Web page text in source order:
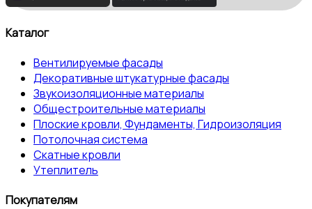
Каталог
Вентилируемые фасады
Декоративные штукатурные фасады
Звукоизоляционные материалы
Общестроительные материалы
Плоские кровли, Фундаменты, Гидроизоляция
Потолочная система
Скатные кровли
Утеплитель
Покупателям